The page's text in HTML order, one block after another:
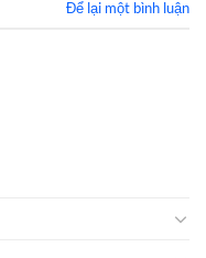
Để lại một bình luận